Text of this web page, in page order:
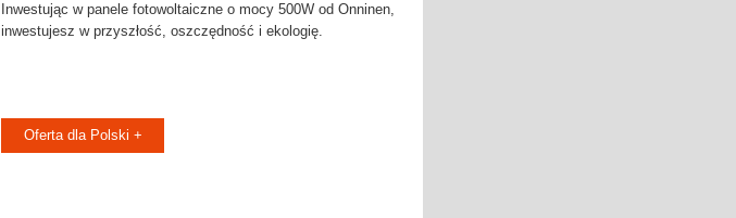
Inwestując w panele fotowoltaiczne o mocy 500W od Onninen,
inwestujesz w przyszłość, oszczędność i ekologię.
Oferta dla Polski +